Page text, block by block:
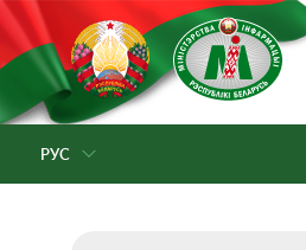
РУС